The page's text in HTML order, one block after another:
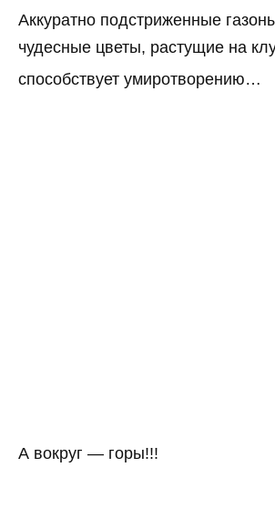
Аккуратно подстриженные
чудесные цветы, растущие на
способствует умиротворению…
А вокруг — горы!!!